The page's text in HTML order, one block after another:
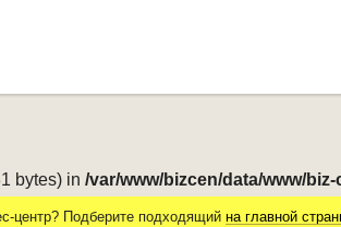
bytes) in /var/www/bizcen/data/www/
центр? Подберите подходящий на главной